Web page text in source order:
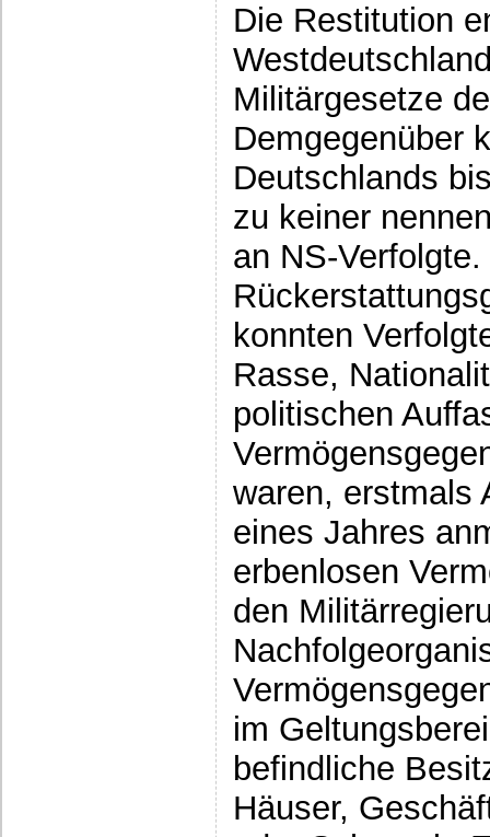
Die Restitution
Militärgesetze
Demgegenüber
Deutschlands
zu keiner
an NS-
konnten
Rasse,
politischen
waren, erstmals
eines Jahres
erbenlosen
den
im
befindliche
Häuser,